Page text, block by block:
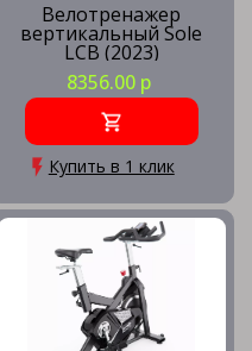
Велотренажер
вертикальный Sole
LCB (2023)
8356.00 р
Купить в 1 клик